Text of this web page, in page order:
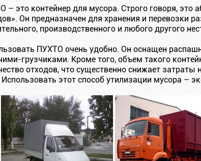
– это контейнер для мусора. Строго говоря, это
Он предназначен для хранения и перевозки
производственного и любого другого
ПУХТО очень удобно. Он оснащен
грузчиками. Кроме того, объем такого
отходов, что существенно снижает
Использовать этот способ утилизации мусора –